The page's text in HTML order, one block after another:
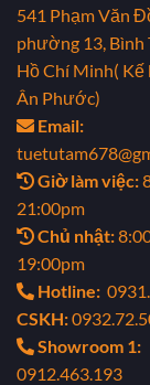
541 Phạm Văn
phường 13, Bình
Hồ Chí Minh( Kế
Ân Phước)
Email:
Giờ làm việc:
21:00pm
Chủ nhật:
19:00pm
Hotline:
CSKH:
Showroom 1:
0912.463.193